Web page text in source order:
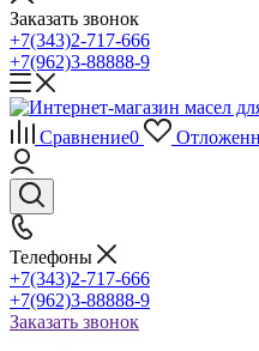
Заказать звонок
+7(343)2-717-666
+7(962)3-88888-9
Сравнение0
Телефоны
+7(343)2-717-666
+7(962)3-88888-9
Заказать звонок